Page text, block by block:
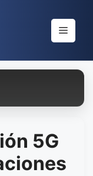
Menú
5G